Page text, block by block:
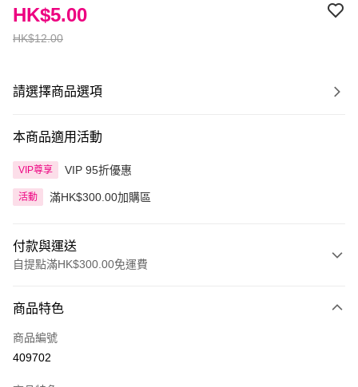
HK$12.00
HK$5.00
請選擇商品選項
本商品適用活動
VIP尊享 VIP 95折優惠
活動 滿HK$300.00加購區
付款與運送
自提點滿HK$300.00免運費
信用卡
Apple Pay
商品特色
商品編號
409702